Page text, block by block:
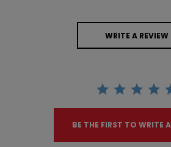
WRITE A REVIEW
BE THE FIRST TO WRITE